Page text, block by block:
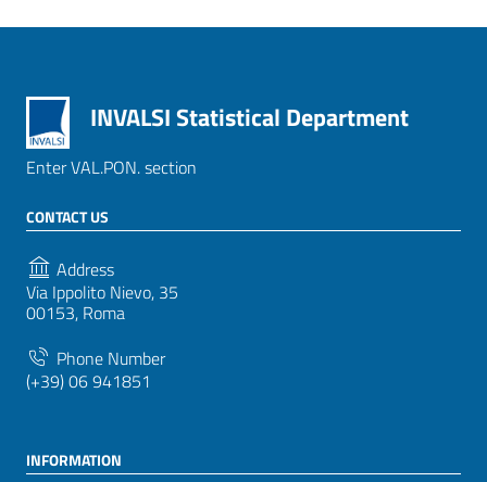
INVALSI Statistical Department
Enter VAL.PON. section
CONTACT US
Address
Via Ippolito Nievo, 35
00153, Roma
Phone Number
(+39) 06 941851
INFORMATION